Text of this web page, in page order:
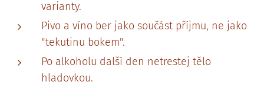
varianty.
Pivo a víno ber jako součást příjmu, ne jako
"tekutinu bokem".
Po alkoholu další den netrestej tělo
hladovkou.